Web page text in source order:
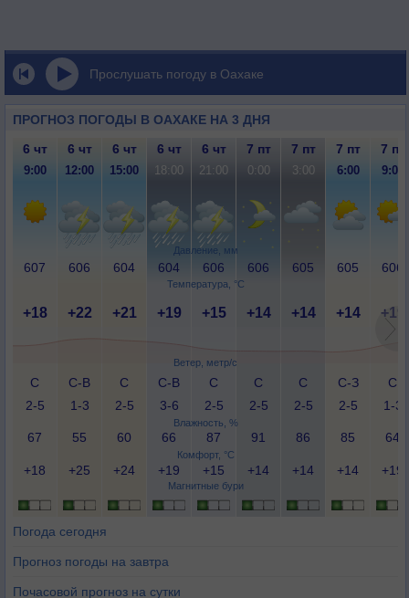
Прослушать погоду в Оахаке
ПРОГНОЗ ПОГОДЫ В ОАХАКЕ НА 3 ДНЯ
Давление, мм
Температура, °C
Ветер, метр/с
Влажность, %
Комфорт, °C
Магнитные бури
6 чт 6 чт 6 чт 6 чт 6 чт 7 пт 7 пт 7 пт 7 пт
9:00 12:00 15:00 18:00 21:00 0:00 3:00 6:00 9:00
607 606 604 604 606 606 605 605 606
+18 +22 +21 +19 +15 +14 +14 +14 +19
С
2-5
С-В
1-3
С
2-5
С-В
3-6
С
2-5
С
2-5
С
2-5
С-З
2-5
С
1-3
67 55 60 66 87 91 86 85 64
+18 +25 +24 +19 +15 +14 +14 +14 +19
Погода сегодня
Прогноз погоды на завтра
Почасовой прогноз на сутки